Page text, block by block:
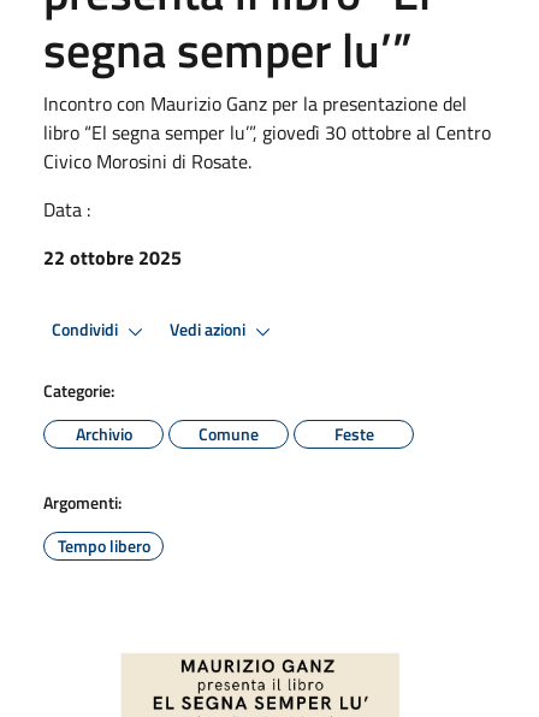
segna semper lu’”
Incontro con Maurizio Ganz per la presentazione del
libro “El segna semper lu’”, giovedì 30 ottobre al Centro
Civico Morosini di Rosate.
Data :
22 ottobre 2025
Condividi Vedi azioni
Categorie:
Archivio
Comune Feste
Argomenti:
Tempo libero